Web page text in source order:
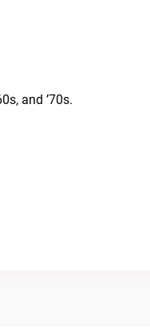
and ’70s.